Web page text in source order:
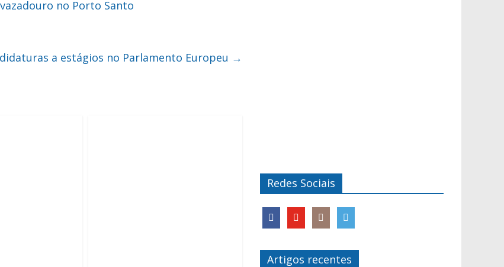
no Porto Santo
a estágios no Parlamento Europeu →
Redes Sociais
Artigos recentes